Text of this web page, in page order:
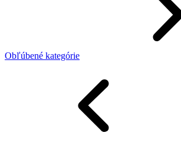
Obľúbené kategórie